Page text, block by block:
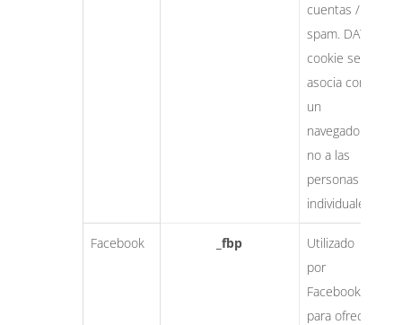
cuentas /
spam. DATR
cookie se
asocia con
un
navegador,
no a las
personas
individuales.
Facebook _fbp
Utilizado
por
Facebook
para ofrecer